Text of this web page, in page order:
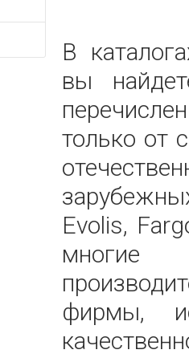
В
вы
только от
Evolis,
фирмы,